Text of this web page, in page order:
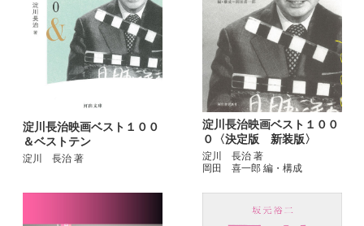
淀川長治映画ベスト１００
＆ベストテン
淀川 長治 著
淀川長治映画ベスト１００
０〈決定版 新装版〉
淀川 長治 著
岡田 喜一郎 編・構成